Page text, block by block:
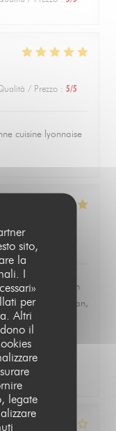
sito,
la
I
per
Altri
il
legate
/ Prezzo : 5/5
cuisine lyonnaise
Qualità / Prezzo
de Saint Jean
exceptional. Clean,
the dish.
everything.
This is the
to.